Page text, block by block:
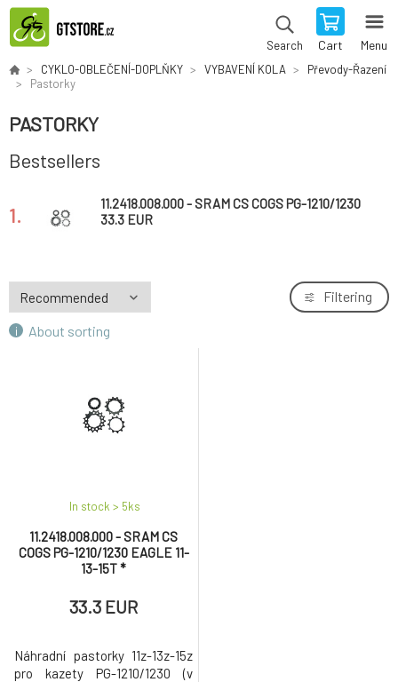
Search Cart Menu
CYKLO-OBLEČENÍ-DOPLŇKY VYBAVENÍ KOLA
Převody-Řazení
Pastorky
PASTORKY
Bestsellers
1.
11.2418.008.000 - SRAM CS COGS PG-1210/1230
EAGLE 11-13-15T *
33.3 EUR
About sorting
Filtering
11.2418.008.000 - SRAM CS
COGS PG-1210/1230 EAGLE 11-
13-15T *
In stock > 5ks
33.3 EUR
Náhradní pastorky 11z-13z-15z
pro kazety PG-1210/1230 (v